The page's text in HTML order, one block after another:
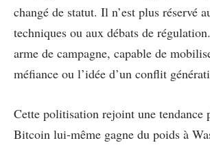
changé de statut. Il n’est plus réservé
techniques ou aux débats de
arme de campagne, capable de
méfiance ou l’idée d’un conflit
Cette politisation rejoint une tendance
Bitcoin lui-même gagne du poids à